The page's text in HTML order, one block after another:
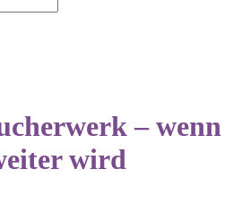
– wenn
wird